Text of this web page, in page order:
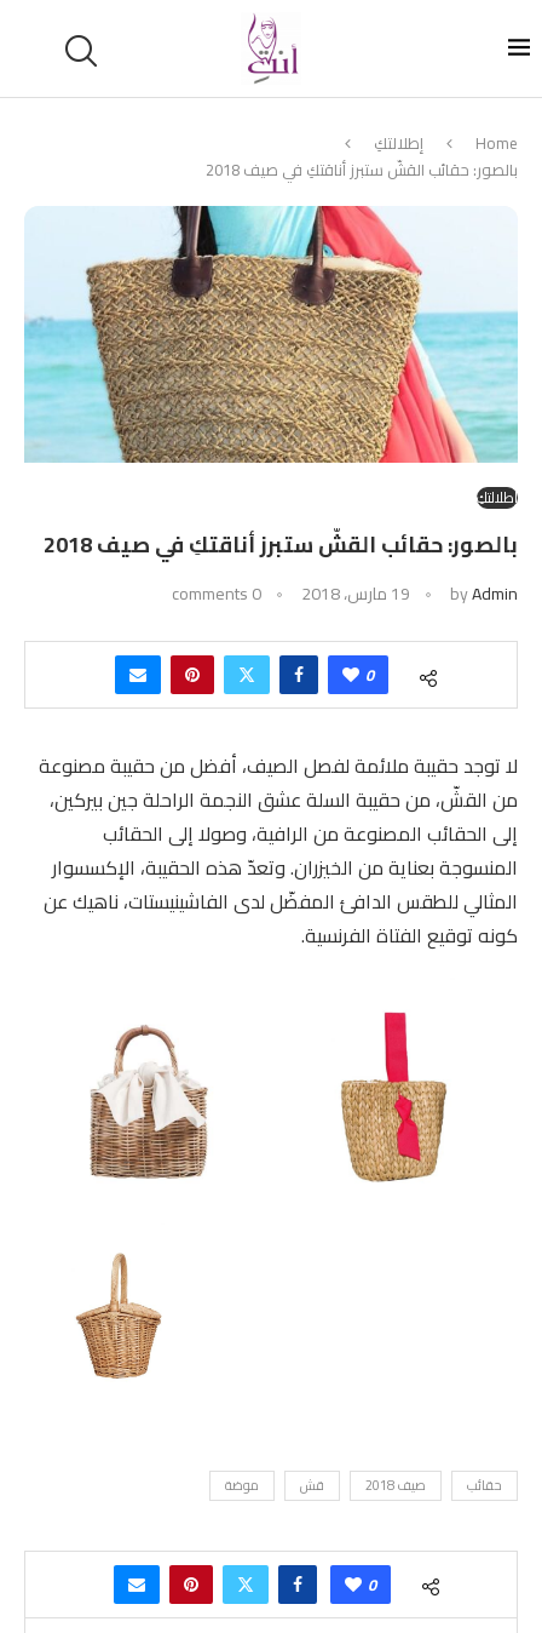
Home
إطلالتكِ
بالصور: حقائب القشّ ستبرز أناقتكِ في صيف 2018
إطلالتكِ
بالصور: حقائب القشّ ستبرز أناقتكِ في صيف 2018
byAdmin 19 مارس، 2018 0 comments
0
لا توجد حقيبة ملائمة لفصل الصيف، أفضل من حقيبة مصنوعة
من القشّ، من حقيبة السلة عشق النجمة الراحلة جين بيركين،
إلى الحقائب المصنوعة من الرافية، وصولا إلى الحقائب
المنسوجة بعناية من الخيزران. وتعدّ هذه الحقيبة، الإكسسوار
المثالي للطقس الدافئ المفضّل لدى الفاشينيستات، ناهيك عن
كونه توقيع الفتاة الفرنسية.
حقائب صيف 2018 قش موضة
0